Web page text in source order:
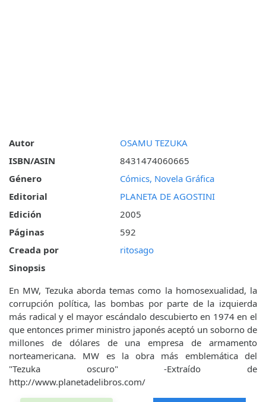
Autor
OSAMU TEZUKA
ISBN/ASIN
8431474060665
Género
Cómics, Novela Gráfica
Editorial
PLANETA DE AGOSTINI
Edición
2005
Páginas
592
Creada por
ritosago
Sinopsis
En MW, Tezuka aborda temas como la homosexualidad, la
corrupción política, las bombas por parte de la izquierda
más radical y el mayor escándalo descubierto en 1974 en el
que entonces primer ministro japonés aceptó un soborno de
millones de dólares de una empresa de armamento
norteamericana. MW es la obra más emblemática del
"Tezuka oscuro" -Extraído de
http://www.planetadelibros.com/